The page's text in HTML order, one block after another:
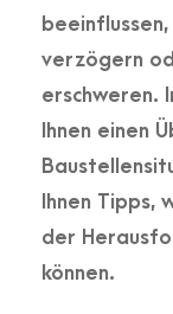
verzögern
erschweren.
Ihnen einen
Ihnen
der
können.